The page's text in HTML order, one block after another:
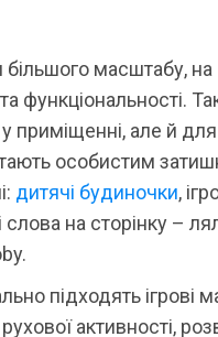
більшого масштабу,
функціональності.
у приміщенні, але й для
особистим
дитячі будиночки,
на сторінку –
підходять ігрові
активності,